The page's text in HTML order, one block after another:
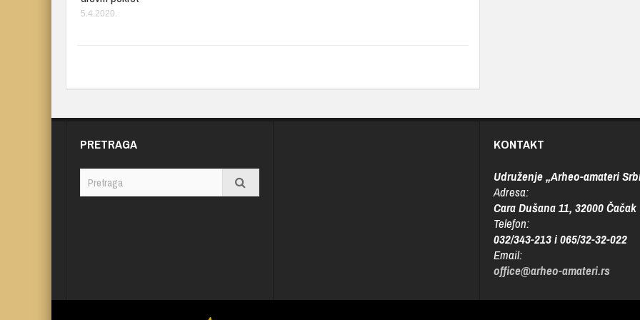
5.4.2020.
PRETRAGA
KONTAKT
Udruženje „Arheo-amateri
Adresa:
Cara Dušana 11, 32000 Čačak
Telefon:
032/343-213 i 065/32-32-022
Email:
office@arheo-amateri.rs